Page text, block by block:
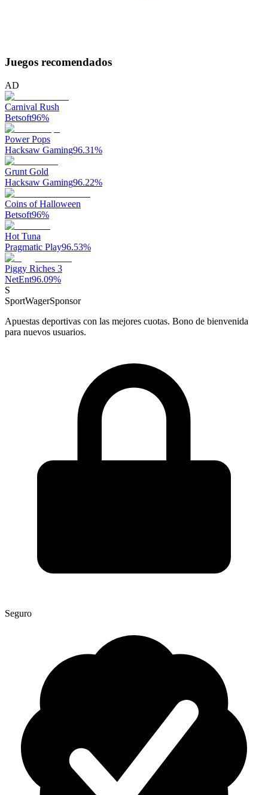
Juegos recomendados
AD
Carnival Rush
Betsoft96%
Power Pops
Hacksaw Gaming96.31%
Grunt Gold
Hacksaw Gaming96.22%
Coins of Halloween
Betsoft96%
Hot Tuna
Pragmatic Play96.53%
Piggy Riches 3
NetEnt96.09%
S
SportWagerSponsor
Apuestas deportivas con las mejores cuotas. Bono de bienvenida
para nuevos usuarios.
Seguro